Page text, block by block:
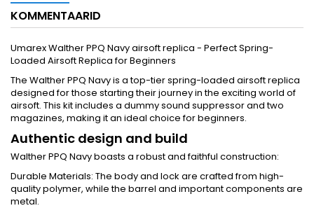
KOMMENTAARID
Umarex Walther PPQ Navy airsoft replica - Perfect Spring-
Loaded Airsoft Replica for Beginners
The Walther PPQ Navy is a top-tier spring-loaded airsoft replica
designed for those starting their journey in the exciting world of
airsoft. This kit includes a dummy sound suppressor and two
magazines, making it an ideal choice for beginners.
Authentic design and build
Walther PPQ Navy boasts a robust and faithful construction:
Durable Materials: The body and lock are crafted from high-
quality polymer, while the barrel and important components are
metal.